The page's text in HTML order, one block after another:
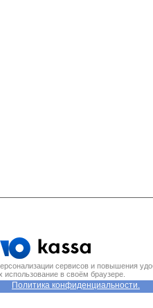
сервисов и повышения
использование в своём браузере.
Политика конфиденциальности.